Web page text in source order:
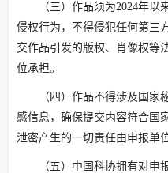
（三）作品须为2024年
侵权行为，不得侵犯任何第三
交作品引发的版权、肖像权等
位承担。
（四）作品不得涉及国
感信息，确保提交内容符合国
泄密产生的一切责任由申报单
（五）中国科协拥有对